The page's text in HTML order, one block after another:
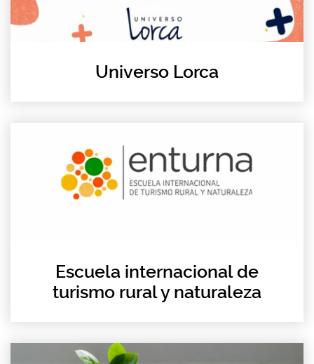
Universo Lorca
Escuela internacional de
turismo rural y naturaleza